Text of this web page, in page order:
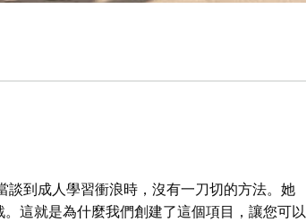
到成人學習衝浪時，沒有一刀切的方法。她
這就是為什麼我們創建了這個項目，讓您可以